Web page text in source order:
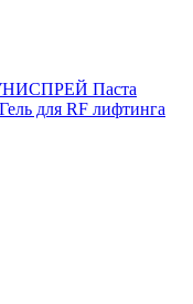
УНИСПРЕЙ Паста
Гель для RF лифтинга